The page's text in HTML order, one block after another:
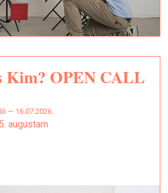
Kim? OPEN CALL
— 16.07.2026.
augustam